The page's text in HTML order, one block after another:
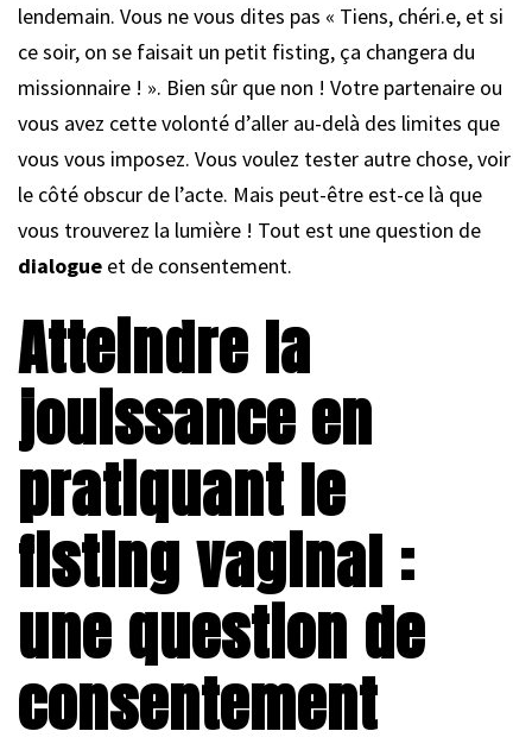
lendemain. Vous ne vous dites pas « Tiens, chéri.e, et si
ce soir, on se faisait un petit fisting, ça changera du
missionnaire ! ». Bien sûr que non ! Votre partenaire ou
vous avez cette volonté d’aller au-delà des limites que
vous vous imposez. Vous voulez tester autre chose, voir
le côté obscur de l’acte. Mais peut-être est-ce là que
vous trouverez la lumière ! Tout est une question de
dialogue et de consentement.
Atteindre la
jouissance en
pratiquant le
fisting vaginal :
une question de
consentement